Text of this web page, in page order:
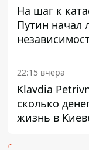
На шаг к
Путин начал
заставив
ставку
22:15 вчера
Klavdia
сколько
жизнь в